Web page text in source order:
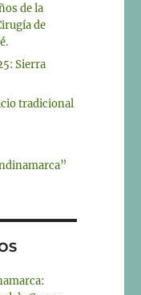
de la
de
Sierra
tradicional